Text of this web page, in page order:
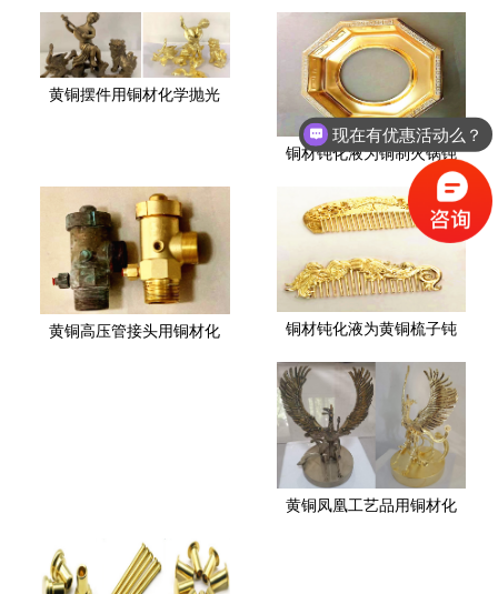
黄铜摆件用铜材化学抛光
铜材钝化液为铜制火锅钝
黄铜高压管接头用铜材化 铜材钝化液为黄铜梳子钝
黄铜凤凰工艺品用铜材化
现在有优惠活动么？